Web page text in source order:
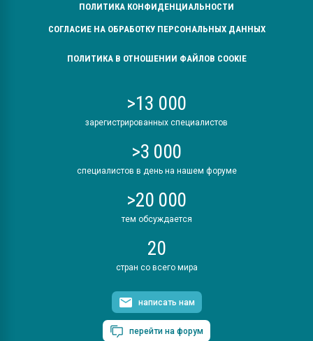
ПОЛИТИКА КОНФИДЕНЦИАЛЬНОСТИ
СОГЛАСИЕ НА ОБРАБОТКУ ПЕРСОНАЛЬНЫХ ДАННЫХ
ПОЛИТИКА В ОТНОШЕНИИ ФАЙЛОВ COOKIE
>13 000
зарегистрированных специалистов
>3 000
специалистов в день на нашем форуме
>20 000
тем обсуждается
20
стран со всего мира
написать нам
перейти на форум